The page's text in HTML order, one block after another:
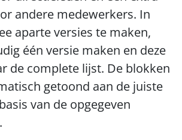
andere medewerkers. In
aparte versies te maken,
één versie maken en deze
de complete lijst. De blokken
getoond aan de juiste
van de opgegeven